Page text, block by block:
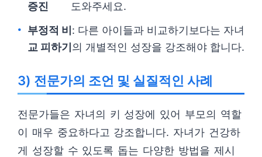
증진
도와주세요.
부정적 비
교 피하기
: 다른 아이들과 비교하기보다는 자녀
의 개별적인 성장을 강조해야 합니다.
3) 전문가의 조언 및 실질적인 사례
전문가들은 자녀의 키 성장에 있어 부모의 역할
이 매우 중요하다고 강조합니다. 자녀가 건강하
게 성장할 수 있도록 돕는 다양한 방법을 제시